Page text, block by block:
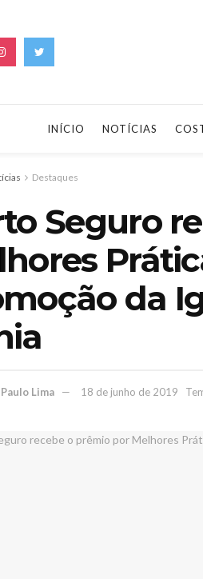
INÍCIO NOTÍCIAS
Destaques
Seguro
da
Paulo Lima 18 de junho de 2019